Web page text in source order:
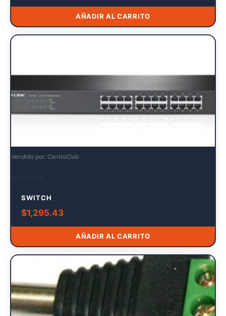
AÑADIR AL CARRITO
Vendido por: CarritoClub
SWITCH
$1,295.43
AÑADIR AL CARRITO